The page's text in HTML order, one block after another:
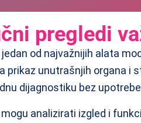
pregledi
od najvažnijih alata
prikaz unutrašnjih organa i
dijagnostiku bez
analizirati izgled i